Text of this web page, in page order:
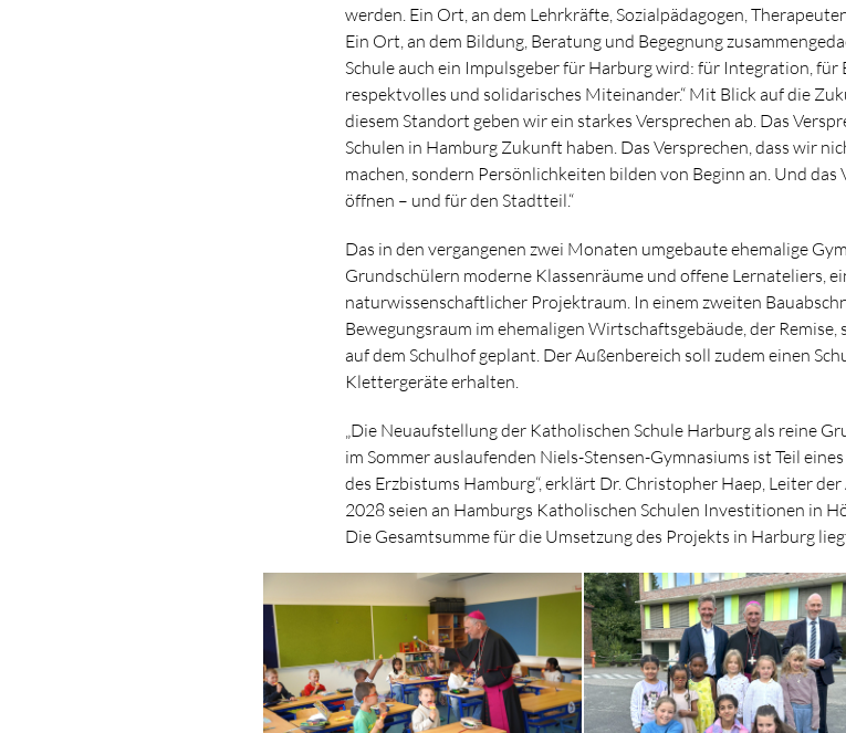
werden. Ein Ort, an dem Lehrkräfte, Sozialpädagogen,
Ein Ort, an dem Bildung, Beratung und Begegnung
Schule auch ein Impulsgeber für Harburg wird: für Integration,
respektvolles und solidarisches Miteinander.“ Mit Blick auf die
diesem Standort geben wir ein starkes Versprechen ab. Das
Schulen in Hamburg Zukunft haben. Das Versprechen, dass wir
machen, sondern Persönlichkeiten bilden von Beginn an. Und das
öffnen – und für den Stadtteil.“
Das in den vergangenen zwei Monaten umgebaute ehemalige
Grundschülern moderne Klassenräume und offene Lernateliers,
naturwissenschaftlicher Projektraum. In einem zweiten
Bewegungsraum im ehemaligen Wirtschaftsgebäude, der
auf dem Schulhof geplant. Der Außenbereich soll zudem einen
Klettergeräte erhalten.
„Die Neuaufstellung der Katholischen Schule Harburg als reine
im Sommer auslaufenden Niels-Stensen-Gymnasiums ist Teil
des Erzbistums Hamburg“, erklärt Dr. Christopher Haep, Leiter
2028 seien an Hamburgs Katholischen Schulen Investitionen in
Die Gesamtsumme für die Umsetzung des Projekts in Harburg